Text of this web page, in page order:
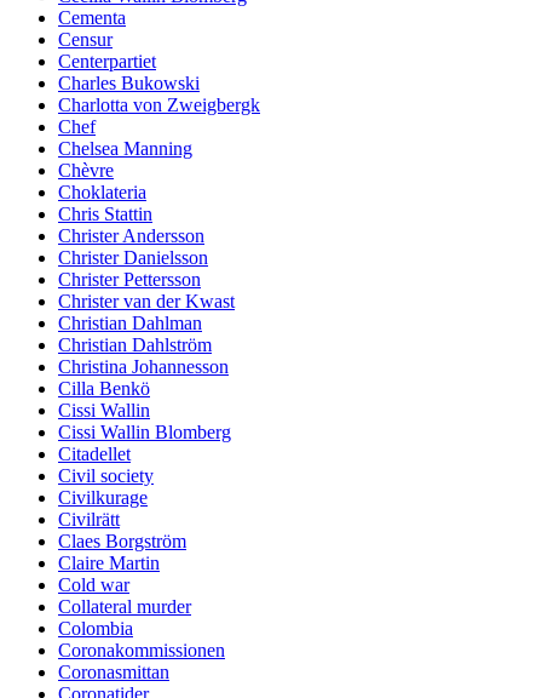
Cementa
Censur
Centerpartiet
Charles Bukowski
Charlotta von Zweigbergk
Chef
Chelsea Manning
Chèvre
Choklateria
Chris Stattin
Christer Andersson
Christer Danielsson
Christer Pettersson
Christer van der Kwast
Christian Dahlman
Christian Dahlström
Christina Johannesson
Cilla Benkö
Cissi Wallin
Cissi Wallin Blomberg
Citadellet
Civil society
Civilkurage
Civilrätt
Claes Borgström
Claire Martin
Cold war
Collateral murder
Colombia
Coronakommissionen
Coronasmittan
Coronatider